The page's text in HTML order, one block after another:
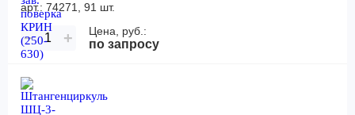
арт.: 74271, 91 шт.
− + Цена, руб.:
по запросу